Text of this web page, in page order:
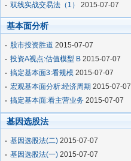
双线实战交易法（1）
2015-07-07
基本面分析
股市投资胜道 2015-07-07
投资A视点:估值模型 B 2015-07-07
搞定基本面3:看规模 2015-07-07
宏观基本面分析:经济周期 2015-07-07
搞定基本面:看主营业务 2015-07-07
基因选股法
基因选股法(二) 2015-07-07
基因选股法(一) 2015-07-07